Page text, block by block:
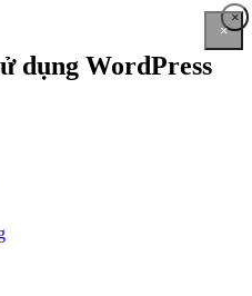
dụng WordPress
×
×